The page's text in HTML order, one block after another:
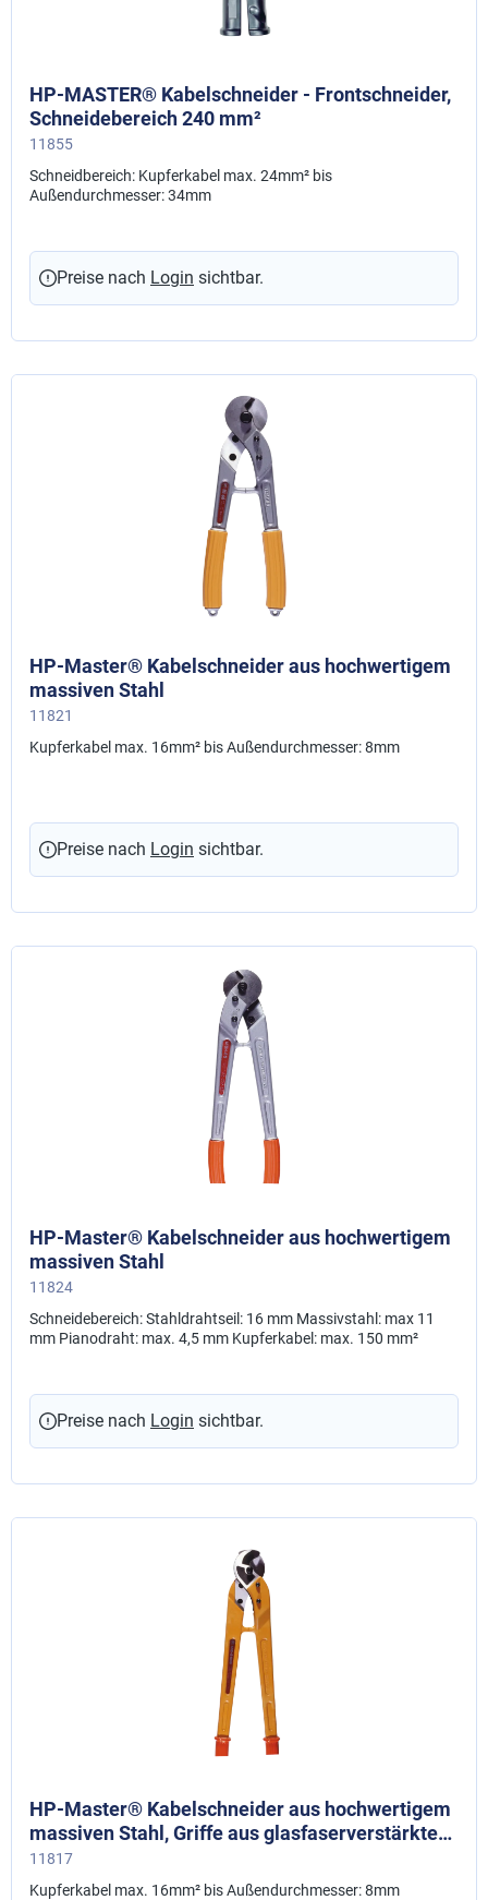
HP-MASTER® Kabelschneider - Frontschneider,
Schneidebereich 240 mm²
11855
Schneidbereich: Kupferkabel max. 24mm² bis
Außendurchmesser: 34mm
Preise nach Login sichtbar.
HP-Master® Kabelschneider aus hochwertigem
massiven Stahl
11821
Kupferkabel max. 16mm² bis Außendurchmesser: 8mm
Preise nach Login sichtbar.
HP-Master® Kabelschneider aus hochwertigem
massiven Stahl
11824
Schneidebereich: Stahldrahtseil: 16 mm Massivstahl: max 11
mm Pianodraht: max. 4,5 mm Kupferkabel: max. 150 mm²
Preise nach Login sichtbar.
HP-Master® Kabelschneider aus hochwertigem
massiven Stahl, Griffe aus glasfaserverstärktem
Kunststoff, getestet bis 50.000 V,
Schneidebereich 240 mm²
11817
Kupferkabel max. 16mm² bis Außendurchmesser: 8mm